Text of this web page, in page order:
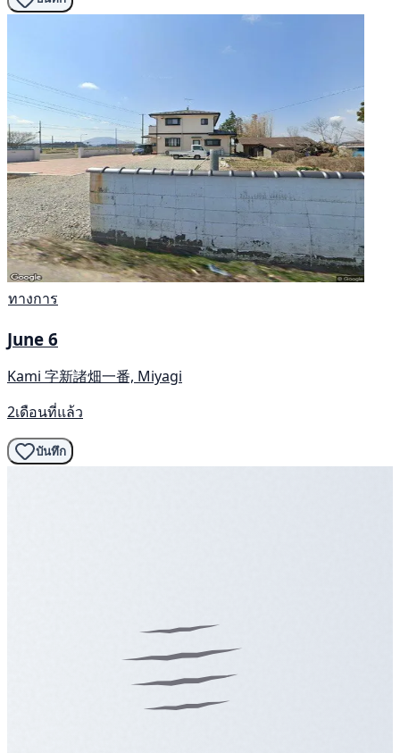
ทางการ
June 6
Kami 字新諸畑一番, Miyagi
2เดือนที่แล้ว
บันทึก